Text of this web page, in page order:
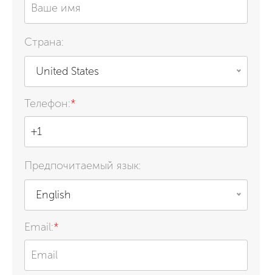
Страна:
United States
Телефон:*
Предпочитаемый язык:
English
Email:*